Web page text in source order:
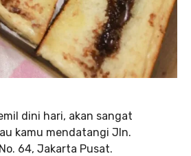
dini hari, akan sangat
kamu mendatangi Jln.
64, Jakarta Pusat.